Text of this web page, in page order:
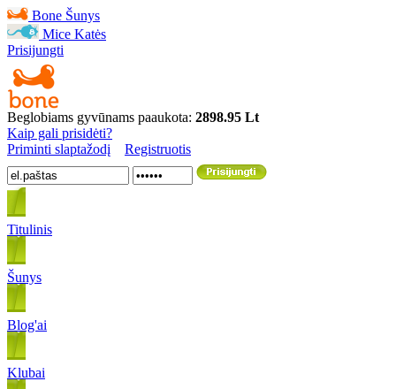
Bone Šunys
Mice Katės
Prisijungti
Beglobiams gyvūnams paaukota: 2898.95 Lt
Kaip gali prisidėti?
Priminti slaptažodį
Registruotis
Titulinis
Šunys
Blog'ai
Klubai